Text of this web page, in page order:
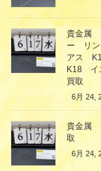
貴金属
ー リ
アス
K18 イ
買取
6月 24,
貴金属
取
6月 24,